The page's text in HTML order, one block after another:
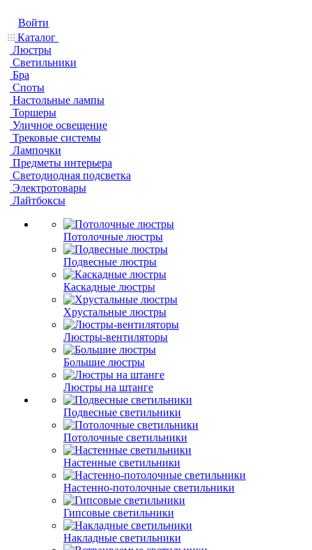
Войти
Каталог
Люстры
Светильники
Бра
Споты
Настольные лампы
Торшеры
Уличное освещение
Трековые системы
Лампочки
Предметы интерьера
Светодиодная подсветка
Электротовары
Лайтбоксы
Потолочные люстры
Подвесные люстры
Каскадные люстры
Хрустальные люстры
Люстры-вентиляторы
Большие люстры
Люстры на штанге
Подвесные светильники
Потолочные светильники
Настенные светильники
Настенно-потолочные светильники
Гипсовые светильники
Накладные светильники